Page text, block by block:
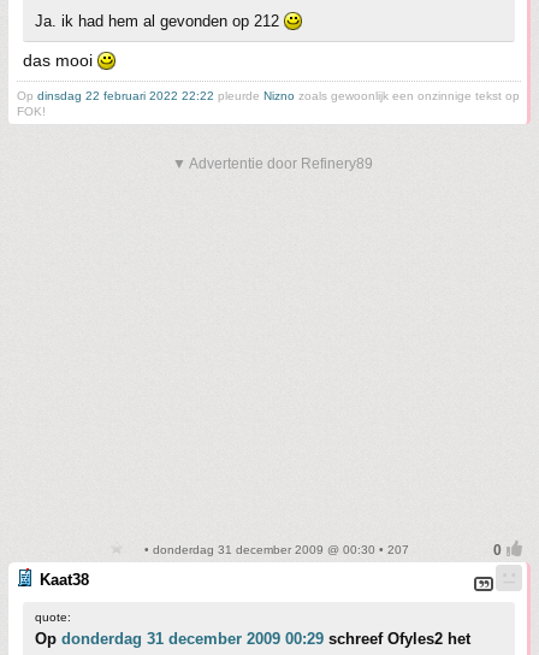
Ja. ik had hem al gevonden op 212
das mooi
Op dinsdag 22 februari 2022 22:22 pleurde Nizno zoals gewoonlijk een onzinnige tekst op
FOK!
▼ Advertentie door Refinery89
• donderdag 31 december 2009 @ 00:30 • 207
Kaat38
quote:
Op donderdag 31 december 2009 00:29 schreef Ofyles2 het